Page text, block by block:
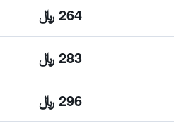
264 ﷼
283 ﷼
296 ﷼